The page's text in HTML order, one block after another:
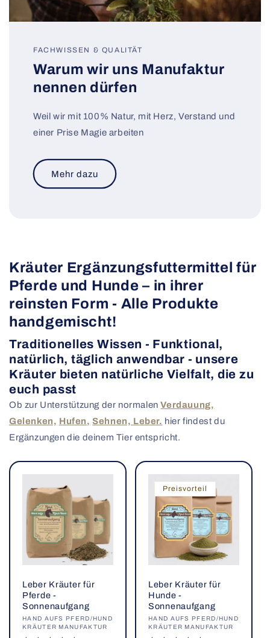
FACHWISSEN & QUALITÄT
Warum wir uns Manufaktur
nennen dürfen
Weil wir mit 100% Natur, mit Herz, Verstand und
einer Prise Magie arbeiten
Mehr dazu
Kräuter Ergänzungsfuttermittel für
Pferde und Hunde – in ihrer
reinsten Form - Alle Produkte
handgemischt!
Traditionelles Wissen - Funktional,
natürlich, täglich anwendbar - unsere
Kräuter bieten natürliche Vielfalt, die zu
euch passt
Ob zur Unterstützung der normalen Verdauung,
Gelenken, Hufen, Sehnen, Leber. hier findest du
Ergänzungen die deinem Tier entspricht.
Leber Kräuter für
Pferde -
Sonnenaufgang
Anbieter:
HAND AUFS PFERD/HUND
KRÄUTER MANUFAKTUR
Preisvorteil
Leber Kräuter für
Hunde -
Sonnenaufgang
Anbieter:
HAND AUFS PFERD/HUND
KRÄUTER MANUFAKTUR